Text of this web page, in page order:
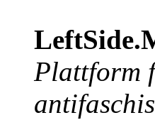
Plattform